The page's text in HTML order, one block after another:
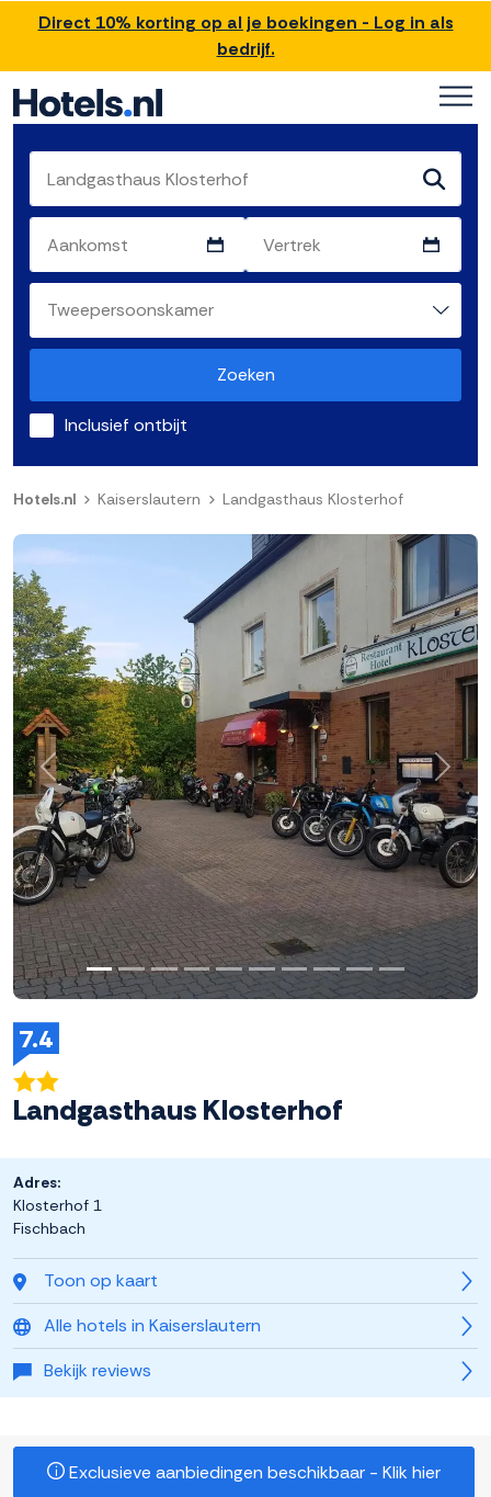
Direct 10% korting op al je boekingen - Log in als
bedrijf.
Zoeken
Inclusief ontbijt
Hotels.nl Kaiserslautern Landgasthaus Klosterhof
7.4
Landgasthaus Klosterhof
Toon op kaart
Alle hotels in Kaiserslautern
Bekijk reviews
Adres:
Klosterhof 1
Fischbach
Exclusieve aanbiedingen beschikbaar - Klik hier